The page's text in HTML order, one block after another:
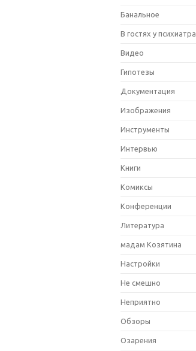
Банальное
В гостях у психиатра
Видео
Гипотезы
Документация
Изображения
Инструменты
Интервью
Книги
Комиксы
Конференции
Литература
мадам Козятина
Настройки
Не смешно
Неприятно
Обзоры
Озарения